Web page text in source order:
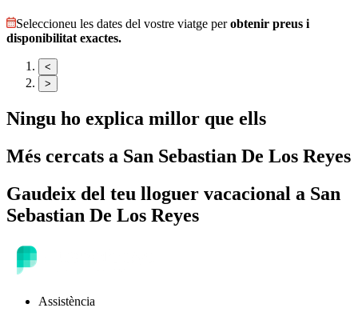
Seleccioneu les dates del vostre viatge perobtenir preus i
disponibilitat exactes.
<
>
Ningu ho explica millor que ells
Més cercats a San Sebastian De Los Reyes
Gaudeix del teu lloguer vacacional a San
Sebastian De Los Reyes
Assistència